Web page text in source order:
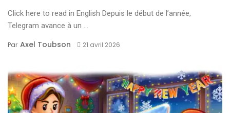
Click here to read in English Depuis le début de l’année,
Telegram avance à un ...
Par Axel Toubson 21 avril 2026